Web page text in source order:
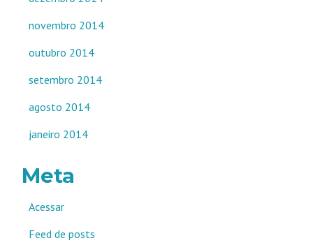
novembro 2014
outubro 2014
setembro 2014
agosto 2014
janeiro 2014
Meta
Acessar
Feed de posts